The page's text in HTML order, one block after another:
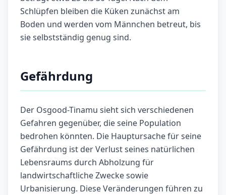
Schlüpfen bleiben die Küken zunächst am
Boden und werden vom Männchen betreut, bis
sie selbstständig genug sind.
Gefährdung
Der Osgood-Tinamu sieht sich verschiedenen
Gefahren gegenüber, die seine Population
bedrohen könnten. Die Hauptursache für seine
Gefährdung ist der Verlust seines natürlichen
Lebensraums durch Abholzung für
landwirtschaftliche Zwecke sowie
Urbanisierung. Diese Veränderungen führen zu